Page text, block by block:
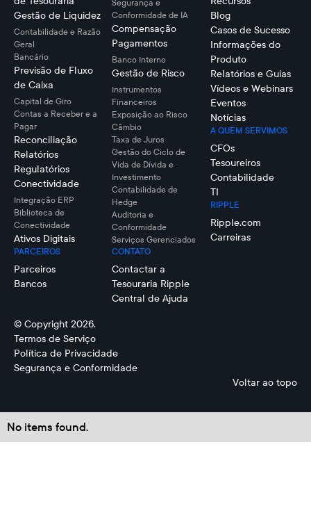
Gestão de Liquidez
Contabilidade e Razão
Geral
Bancário
Previsão de Fluxo
de Caixa
Capital de Giro
Contas a Receber e a
Pagar
Reconciliação
Relatórios
Regulatórios
Conectividade
Integração ERP
Biblioteca de
Conectividade
Ativos Digitais
PARCEIROS
Parceiros
Bancos
Segurança e
Conformidade de IA
Compensação
Pagamentos
Banco Interno
Gestão de Risco
Instrumentos
Financeiros
Exposição ao Risco
Câmbio
Taxa de Juros
Gestão do Ciclo de
Vida de Dívida e
Investimento
Contabilidade de
Hedge
Auditoria e
Conformidade
Serviços Gerenciados
CONTATO
Contactar a
Tesouraria Ripple
Central de Ajuda
Blog
Casos de Sucesso
Informações do
Produto
Relatórios e Guias
Vídeos e Webinars
Eventos
Notícias
A QUEM SERVIMOS
CFOs
Tesoureiros
Contabilidade
TI
RIPPLE
Ripple.com
Carreiras
© Copyright 2026.
Termos de Serviço
Política de Privacidade
Segurança e Conformidade
Voltar ao topo
No items found.